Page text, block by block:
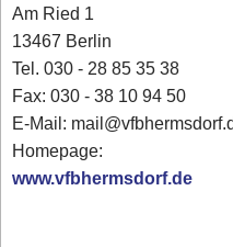
Am Ried 1
13467 Berlin‎
Tel. 030 - 28 85 35 38
Fax: 030 - 38 10 94 50
E-Mail:
Homepage:
www.vfbhermsdorf.de